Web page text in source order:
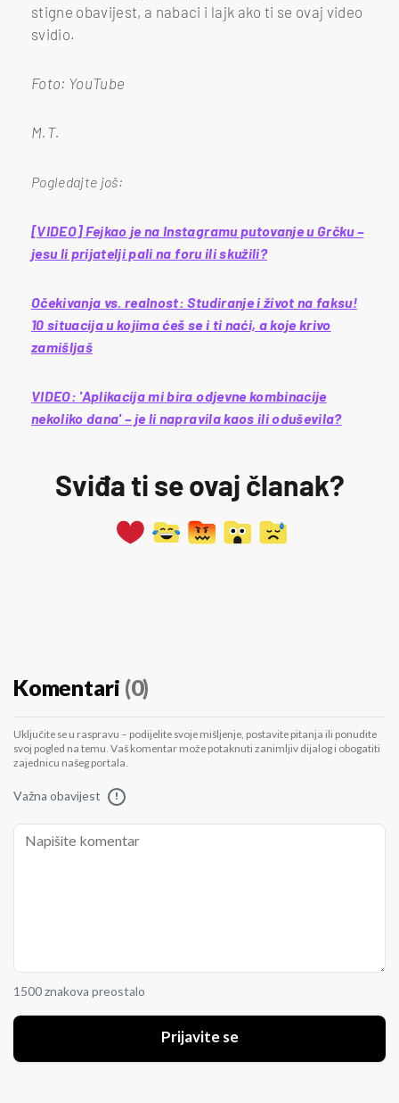
stigne obavijest, a nabaci i lajk ako ti se ovaj video
svidio.
Foto: YouTube
M.T.
Pogledajte još:
[VIDEO] Fejkao je na Instagramu putovanje u Grčku –
jesu li prijatelji pali na foru ili skužili?
Očekivanja vs. realnost: Studiranje i život na faksu!
10 situacija u kojima ćeš se i ti naći, a koje krivo
zamišljaš
VIDEO: 'Aplikacija mi bira odjevne kombinacije
nekoliko dana' – je li napravila kaos ili oduševila?
Sviđa ti se ovaj članak?
Komentari (0)
Uključite se u raspravu – podijelite svoje mišljenje, postavite pitanja ili ponudite
svoj pogled na temu. Vaš komentar može potaknuti zanimljiv dijalog i obogatiti
zajednicu našeg portala.
Važna obavijest !
1500 znakova preostalo
Prijavite se